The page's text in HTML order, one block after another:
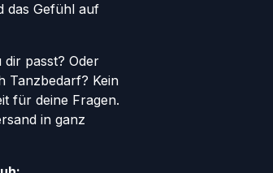
das Gefühl auf
passt? Oder
Tanzbedarf? Kein
für deine Fragen.
in ganz